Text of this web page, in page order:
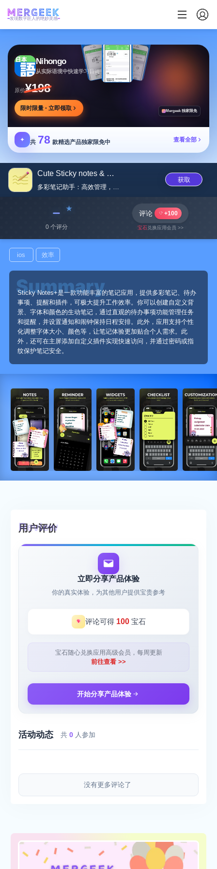
发现数字匠人的绝妙灵感
Nihongo
从实际语境中快速学习日语
原价¥198
限时限量 · 立即领取 Mergeek 独家限免
✦ 共 78 款精选产品独家限免中 查看全部
Cute Sticky notes & widgets
多彩笔记助手：高效管理，个性定...
获取
﹣
0 个评分
评论 +100
宝石兑换应用会员 >>
ios 效率
Sticky Notes+是一款功能丰富的笔记应用，提供多彩笔记、待办
事项、提醒和插件，可极大提升工作效率。你可以创建自定义背
景、字体和颜色的生动笔记，通过直观的待办事项功能管理任务
和提醒，并设置通知和闹钟保持日程安排。此外，应用支持个性
化调整字体大小、颜色等，让笔记体验更加贴合个人需求。此
外，还可在主屏添加自定义插件实现快速访问，并通过密码或指
纹保护笔记安全。
用户评价
立即分享产品体验
你的真实体验，为其他用户提供宝贵参考
评论可得 100宝石
宝石随心兑换应用高级会员，每周更新
前往查看 >>
开始分享产品体验
活动动态 共0 人参加
没有更多评论了